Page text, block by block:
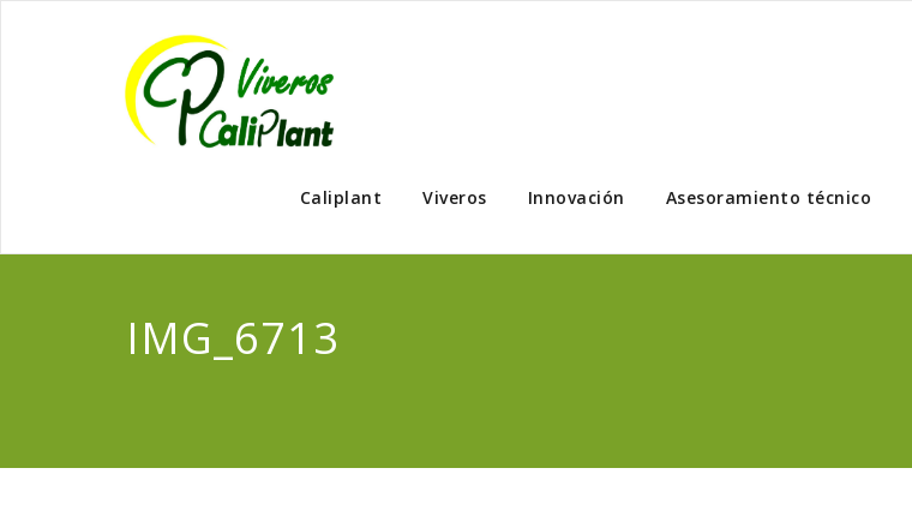
Caliplant Viveros Innovación Asesoramiento técnico
IMG_6713